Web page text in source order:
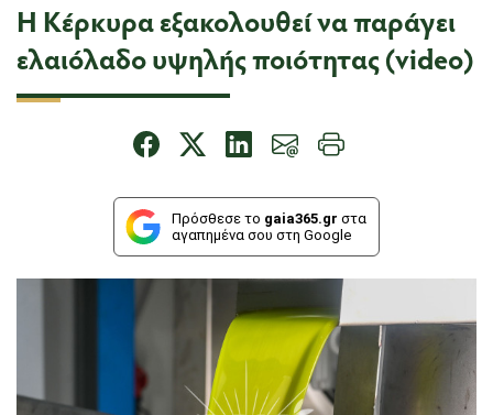
Η Κέρκυρα εξακολουθεί να παράγει
ελαιόλαδο υψηλής ποιότητας (video)
Πρόσθεσε το gaia365.gr στα
αγαπημένα σου στη Google